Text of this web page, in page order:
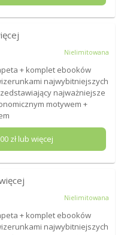
Nielimitowana
+ komplet ebooków
najwybitniejszych
najważniejsze
motywem +
zł lub więcej
Nielimitowana
+ komplet ebooków
najwybitniejszych